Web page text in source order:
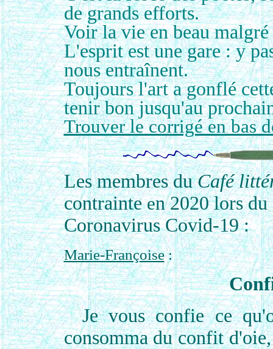
de grands efforts.
Voir la vie en beau
L'esprit est une gare : y
nous entraînent.
Toujours l'art a gonflé
tenir bon jusqu'au
Trouver le corrigé en bas
Les membres duCafé
contrainteen2020lors du
Coronavirus Covid-19:
Marie-Françoise:
Je vous confie ce
consomma du confit